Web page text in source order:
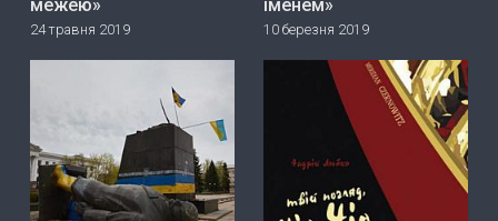
межею»
24 травня 2019
іменем»
10 березня 2019